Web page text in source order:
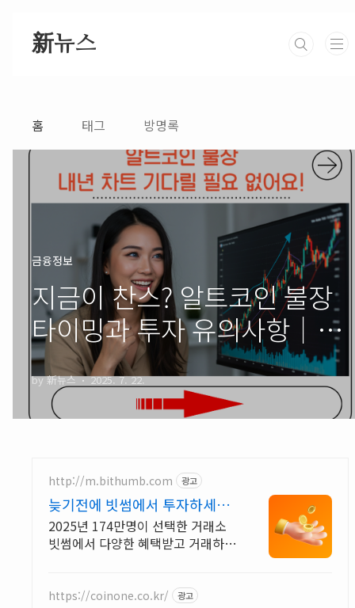
新뉴스
홈 태그 방명록
금융정보
지금이 찬스? 알트코인 불장
타이밍과 투자 유의사항｜
2025년 완벽 분석
by 新뉴스 2025. 7. 22.
http://m.bithumb.com 광고
늦기전에 빗썸에서 투자하세요
신규 가입 시 5만원 혜택
2025년 174만명이 선택한 거래소
빗썸에서 다양한 혜택받고 거래하세
https://coinone.co.kr/ 광고